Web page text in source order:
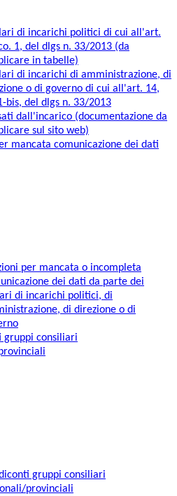
di incarichi politici di cui all'art.
1, del dlgs n. 33/2013 (da
in tabelle)
di incarichi di amministrazione, di
o di governo di cui all'art. 14,
bis, del dlgs n. 33/2013
dall'incarico (documentazione da
sul sito web)
mancata comunicazione dei dati
per mancata o incompleta
dei dati da parte dei
di incarichi politici, di
di direzione o di
gruppi consiliari
gruppi consiliari
provinciali